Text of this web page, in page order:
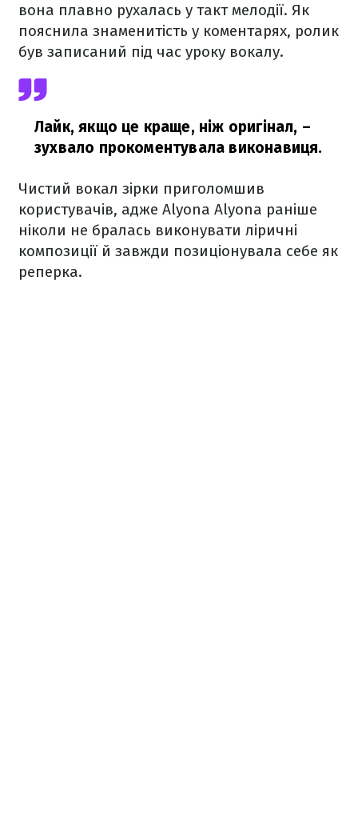
вона плавно рухалась у такт мелодії. Як
пояснила знаменитість у коментарях, ролик
був записаний під час уроку вокалу.
Лайк, якщо це краще, ніж оригінал, –
зухвало прокоментувала виконавиця.
Чистий вокал зірки приголомшив
користувачів, адже Alyona Alyona раніше
ніколи не бралась виконувати ліричні
композиції й завжди позиціонувала себе як
реперка.